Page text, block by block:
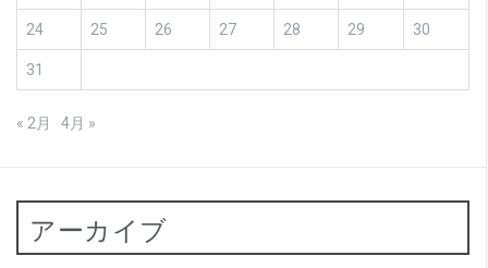
24 25 26 27 28 29 30
31
« 2月 4月 »
アーカイブ